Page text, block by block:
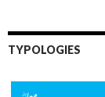
TYPOLOGIES